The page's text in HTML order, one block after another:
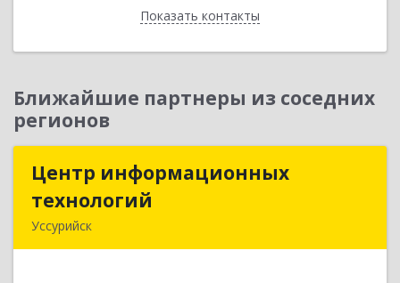
Показать контакты
Назад
Ближайшие партнеры из соседних
регионов
Центр информационных
технологий
Уссурийск
Центр информационных